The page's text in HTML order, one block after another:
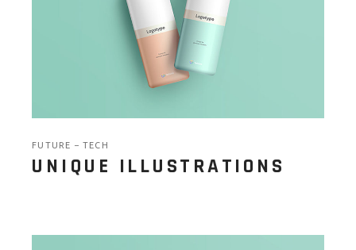
FUTURE TECH
UNIQUE ILLUSTRATIONS